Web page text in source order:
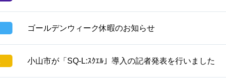
ゴールデンウィーク休暇のお知らせ
小山市が「SQ-L:ｽｸｴﾙ」導入の記者発表を行いました